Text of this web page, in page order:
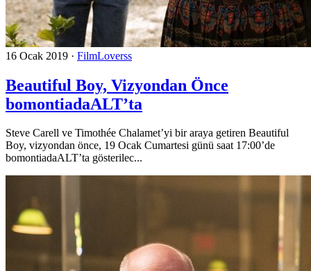
16 Ocak 2019 · FilmLoverss
Beautiful Boy, Vizyondan Önce
bomontiadaALT’ta
Steve Carell ve Timothée Chalamet’yi bir araya getiren Beautiful
Boy, vizyondan önce, 19 Ocak Cumartesi günü saat 17:00’de
bomontiadaALT’ta gösterilec...